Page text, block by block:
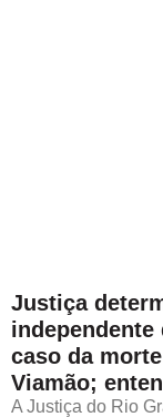
Justiça
caso da
Viamão;
A Justiça do Rio